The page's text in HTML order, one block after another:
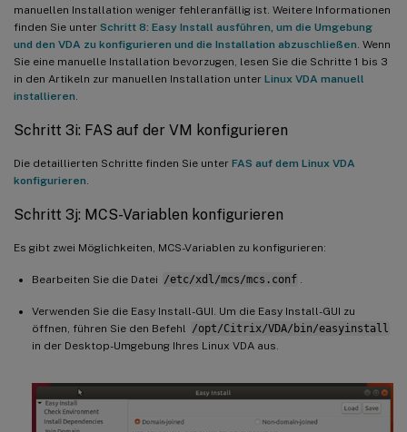
manuellen Installation weniger fehleranfällig ist. Weitere Informationen
finden Sie unter Schritt 8: Easy Install ausführen, um die Umgebung
und den VDA zu konfigurieren und die Installation abzuschließen . Wenn
Sie eine manuelle Installation bevorzugen, lesen Sie die Schritte 1 bis 3
in den Artikeln zur manuellen Installation unter Linux VDA manuell
installieren
Schritt 3i: FAS auf der VM konfigurieren
Die detaillierten Schritte finden Sie unter FAS auf dem Linux VDA
konfigurieren
Schritt 3j: MCS-Variablen konfigurieren
Es gibt zwei Möglichkeiten, MCS-Variablen zu konfigurieren:
Bearbeiten Sie die Datei /etc/xdl/mcs/mcs.conf
Verwenden Sie die Easy Install-GUI. Um die Easy Install-GUI zu
öffnen, führen Sie den Befehl
/opt/Citrix/VDA/bin/easyinstall
in der Desktop-Umgebung Ihres Linux VDA aus.